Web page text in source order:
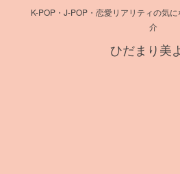
K-POP・J-POP・恋愛リアリティの気
介
ひだまり美